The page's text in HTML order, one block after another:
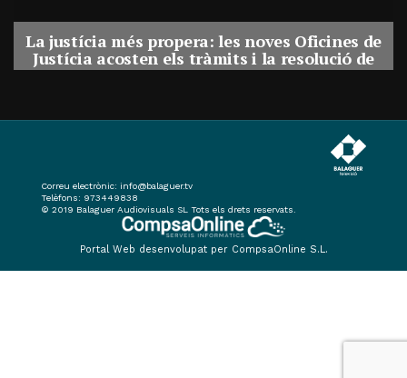
La justícia més propera: les noves Oficines de
Justícia acosten els tràmits i la resolució de
conflictes als municipis de Catalunya
Correu electrònic: info@balaguer.tv
Telèfons: 973449838
© 2019 Balaguer Audiovisuals SL Tots els drets reservats.
Portal Web desenvolupat per CompsaOnline S.L.